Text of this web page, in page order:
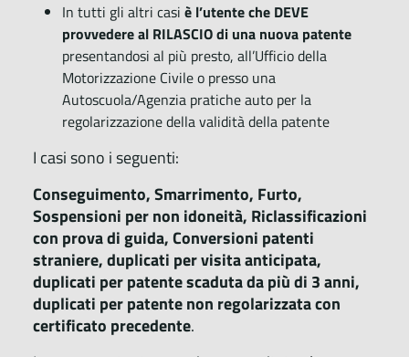
In tutti gli altri casi è l’utente che DEVE
provvedere al RILASCIO di una nuova patente
presentandosi al più presto, all’Ufficio della
Motorizzazione Civile o presso una
Autoscuola/Agenzia pratiche auto per la
regolarizzazione della validità della patente
I casi sono i seguenti:
Conseguimento, Smarrimento, Furto,
Sospensioni per non idoneità, Riclassificazioni
con prova di guida, Conversioni patenti
straniere, duplicati per visita anticipata,
duplicati per patente scaduta da più di 3 anni,
duplicati per patente non regolarizzata con
certificato precedente.